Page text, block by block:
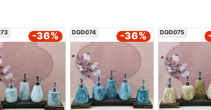
-36% DGD074 -36% DGD075